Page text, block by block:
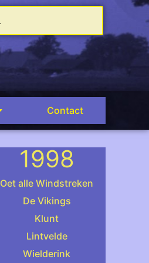
Contact
1998
Oet alle Windstreken
De Vikings
Klunt
Lintvelde
Wielderink